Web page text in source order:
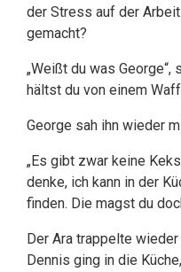
der Stress auf der
gemacht?
„Weißt du was George“,
hältst du von einem
George sah ihn wieder
„Es gibt zwar keine
denke, ich kann in der
finden. Die magst du
Der Ara trappelte
Dennis ging in die